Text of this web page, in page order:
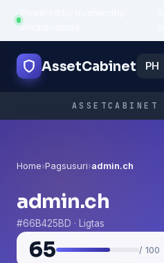
infrastructure
AssetCabinet
Home›Pagsusuri›admin.ch
admin.ch
#66B425BD · Ligtas
65 / 100